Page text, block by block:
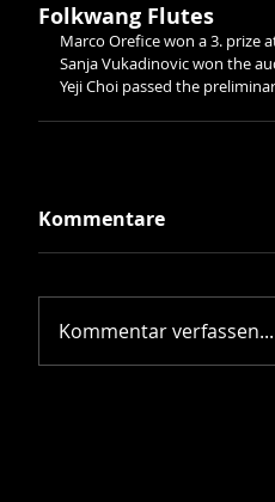
Folkwang Flutes
Marco Orefice won a 3. prize
Sanja Vukadinovic won the
Yeji Choi passed the
Kommentare
Kommentar verfassen...